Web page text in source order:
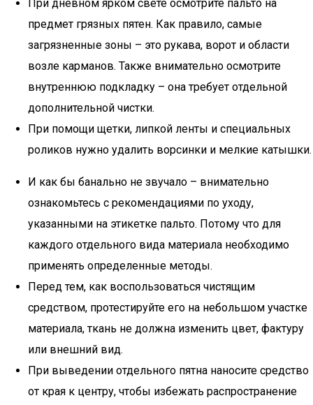
При дневном ярком свете осмотрите пальто на
предмет грязных пятен. Как правило, самые
загрязненные зоны – это рукава, ворот и области
возле карманов. Также внимательно осмотрите
внутреннюю подкладку – она требует отдельной
дополнительной чистки.
При помощи щетки, липкой ленты и специальных
роликов нужно удалить ворсинки и мелкие катышки.
И как бы банально не звучало – внимательно
ознакомьтесь с рекомендациями по уходу,
указанными на этикетке пальто. Потому что для
каждого отдельного вида материала необходимо
применять определенные методы.
Перед тем, как воспользоваться чистящим
средством, протестируйте его на небольшом участке
материала, ткань не должна изменить цвет, фактуру
или внешний вид.
При выведении отдельного пятна наносите средство
от края к центру, чтобы избежать распространение